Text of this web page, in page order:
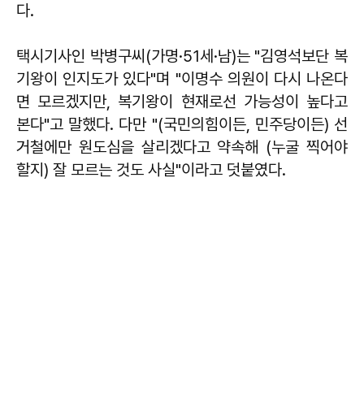
다.
택시기사인 박병구씨(가명·51세·남)는 "김영석보단 복
기왕이 인지도가 있다"며 "이명수 의원이 다시 나온다
면 모르겠지만, 복기왕이 현재로선 가능성이 높다고
본다"고 말했다. 다만 "(국민의힘이든, 민주당이든) 선
거철에만 원도심을 살리겠다고 약속해 (누굴 찍어야
할지) 잘 모르는 것도 사실"이라고 덧붙였다.